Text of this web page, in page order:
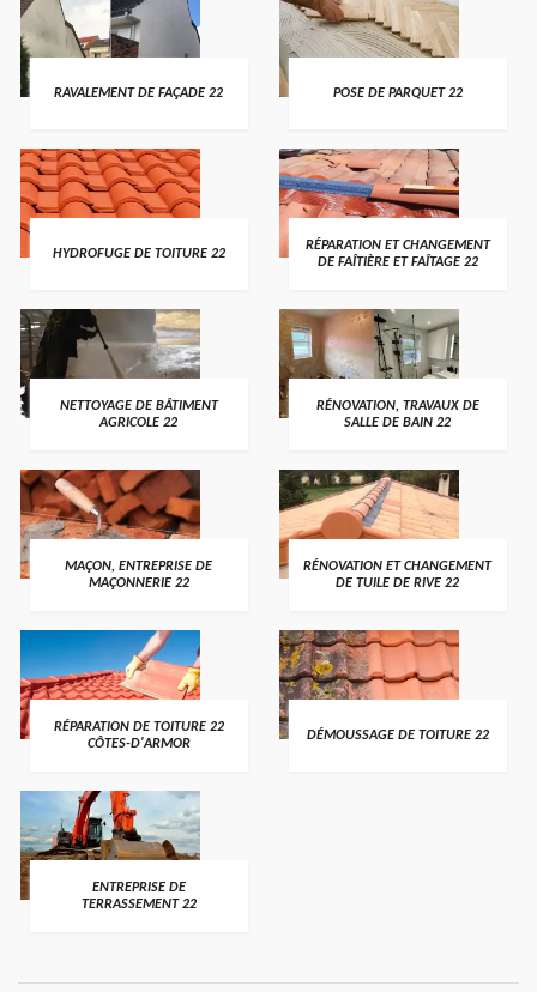
RAVALEMENT DE FAÇADE 22 POSE DE PARQUET 22
HYDROFUGE DE TOITURE 22
RÉPARATION ET CHANGEMENT
DE FAÎTIÈRE ET FAÎTAGE 22
NETTOYAGE DE BÂTIMENT
AGRICOLE 22
RÉNOVATION, TRAVAUX DE
SALLE DE BAIN 22
MAÇON, ENTREPRISE DE
MAÇONNERIE 22
RÉNOVATION ET CHANGEMENT
DE TUILE DE RIVE 22
RÉPARATION DE TOITURE 22
CÔTES-D'ARMOR
DÉMOUSSAGE DE TOITURE 22
ENTREPRISE DE
TERRASSEMENT 22